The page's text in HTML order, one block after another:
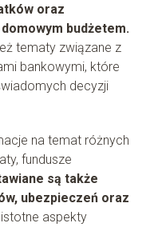
oraz
budżetem.
tematy związane z
bankowymi, które
decyzji
na temat różnych
fundusze
są także
ubezpieczeń oraz
aspekty